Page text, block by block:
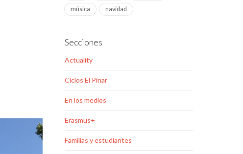
música navidad
Secciones
Actuality
Ciclos El Pinar
En los medios
Erasmus+
Familias y estudiantes